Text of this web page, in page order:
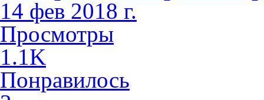
14 фев 2018 г.
Просмотры
1.1K
Понравилось